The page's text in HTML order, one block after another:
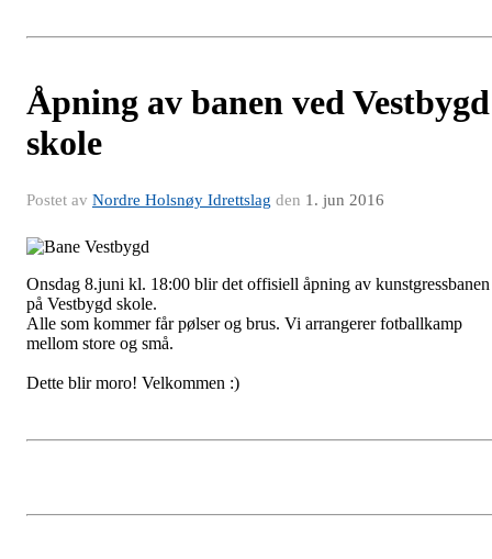
Åpning av banen ved Vestbygd
skole
Postet av Nordre Holsnøy Idrettslag den 1. jun 2016
Onsdag 8.juni kl. 18:00 blir det offisiell åpning av kunstgressbanen
på Vestbygd skole.
Alle som kommer får pølser og brus. Vi arrangerer fotballkamp
mellom store og små.
Dette blir moro! Velkommen :)